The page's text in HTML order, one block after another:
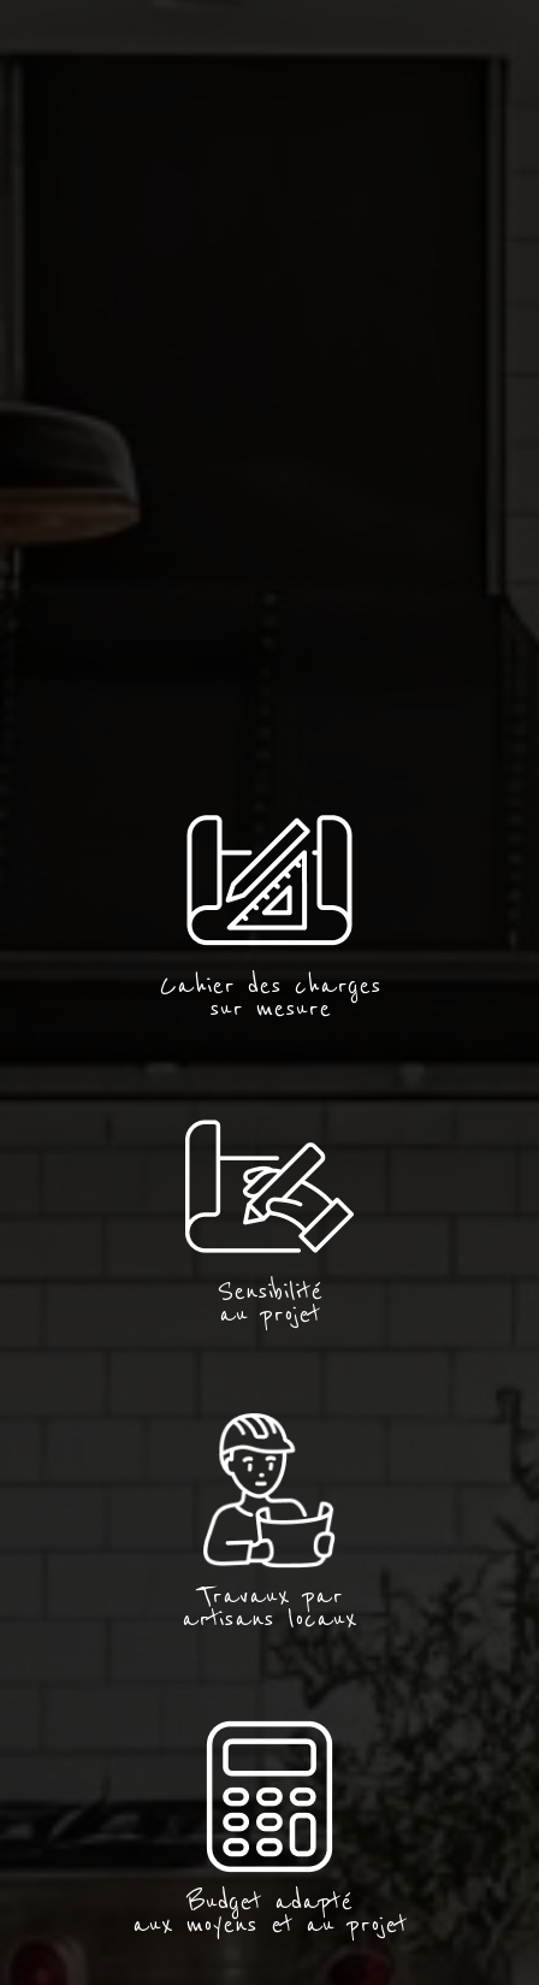
Cahier des charges
sur mesure
Sensibilité
au projet
Travaux par
artisans locaux
Budget adapté
aux moyens et au projet